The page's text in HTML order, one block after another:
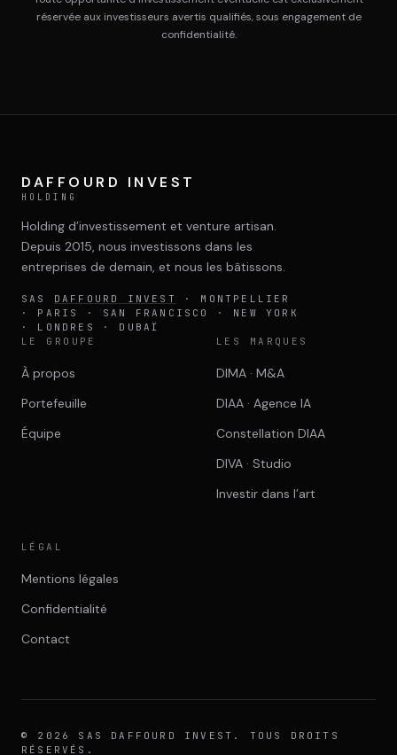
réservée aux investisseurs avertis qualifiés, sous engagement de
confidentialité.
DAFFOURD INVEST
HOLDING
Holding d’investissement et venture artisan.
Depuis 2015, nous investissons dans les
entreprises de demain, et nous les bâtissons.
SAS DAFFOURD INVEST
· MONTPELLIER
· PARIS · SAN FRANCISCO · NEW YORK
· LONDRES · DUBAÏ
LE GROUPE
À propos
Portefeuille
Équipe
LES MARQUES
DIMA · M&A
DIAA · Agence IA
Constellation DIAA
DIVA · Studio
Investir dans l’art
LÉGAL
Mentions légales
Confidentialité
Contact
© 2026 SAS DAFFOURD INVEST. TOUS DROITS
RÉSERVÉS.